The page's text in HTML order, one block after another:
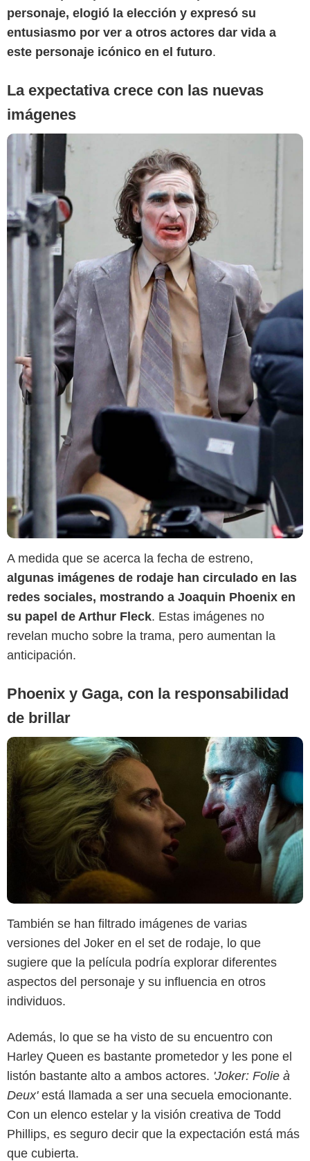
personaje, elogió la elección y expresó su
entusiasmo por ver a otros actores dar vida a
este personaje icónico en el futuro.
La expectativa crece con las nuevas
imágenes
A medida que se acerca la fecha de estreno,
algunas imágenes de rodaje han circulado en las
redes sociales, mostrando a Joaquin Phoenix en
su papel de Arthur Fleck. Estas imágenes no
revelan mucho sobre la trama, pero aumentan la
anticipación.
Phoenix y Gaga, con la responsabilidad
de brillar
Warner Bros.
También se han filtrado imágenes de varias
versiones del Joker en el set de rodaje, lo que
sugiere que la película podría explorar diferentes
aspectos del personaje y su influencia en otros
individuos.
Además, lo que se ha visto de su encuentro con
Harley Queen es bastante prometedor y les pone el
listón bastante alto a ambos actores. 'Joker: Folie à
Deux' está llamada a ser una secuela emocionante.
Con un elenco estelar y la visión creativa de Todd
Phillips, es seguro decir que la expectación está más
que cubierta.